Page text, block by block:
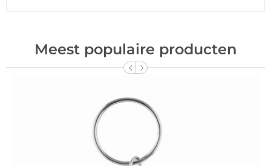
Meest populaire producten